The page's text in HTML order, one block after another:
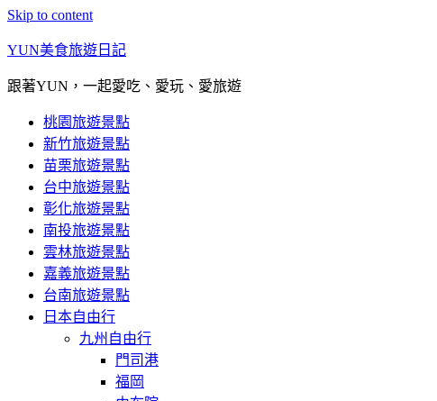
Skip to content
YUN美食旅遊日記
跟著YUN，一起愛吃、愛玩、愛旅遊
桃園旅遊景點
新竹旅遊景點
苗栗旅遊景點
台中旅遊景點
彰化旅遊景點
南投旅遊景點
雲林旅遊景點
嘉義旅遊景點
台南旅遊景點
日本自由行
九州自由行
門司港
福岡